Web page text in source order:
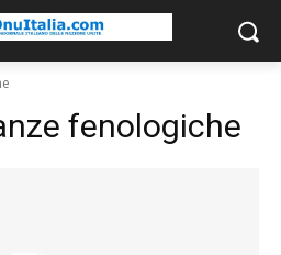
fenologiche